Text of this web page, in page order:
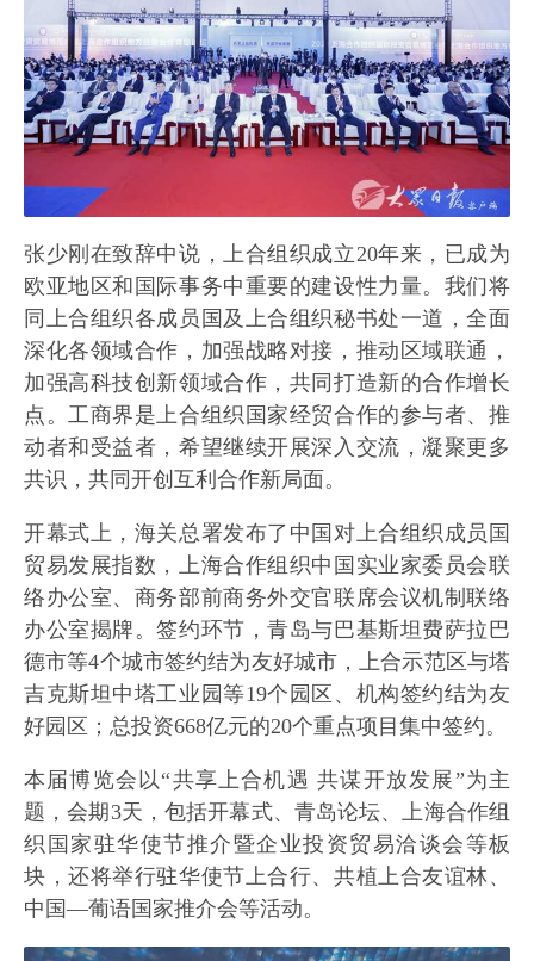
张少刚在致辞中说，上合组织成立20年来，已成为
欧亚地区和国际事务中重要的建设性力量。我们将
同上合组织各成员国及上合组织秘书处一道，全面
深化各领域合作，加强战略对接，推动区域联通，
加强高科技创新领域合作，共同打造新的合作增长
点。工商界是上合组织国家经贸合作的参与者、推
动者和受益者，希望继续开展深入交流，凝聚更多
共识，共同开创互利合作新局面。
开幕式上，海关总署发布了中国对上合组织成员国
贸易发展指数，上海合作组织中国实业家委员会联
络办公室、商务部前商务外交官联席会议机制联络
办公室揭牌。签约环节，青岛与巴基斯坦费萨拉巴
德市等4个城市签约结为友好城市，上合示范区与塔
吉克斯坦中塔工业园等19个园区、机构签约结为友
好园区；总投资668亿元的20个重点项目集中签约。
本届博览会以“共享上合机遇 共谋开放发展”为主
题，会期3天，包括开幕式、青岛论坛、上海合作组
织国家驻华使节推介暨企业投资贸易洽谈会等板
块，还将举行驻华使节上合行、共植上合友谊林、
中国—葡语国家推介会等活动。